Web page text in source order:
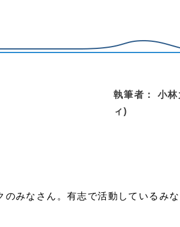
執筆者： 小
ィ)
みなさん。有志で活動しているみ